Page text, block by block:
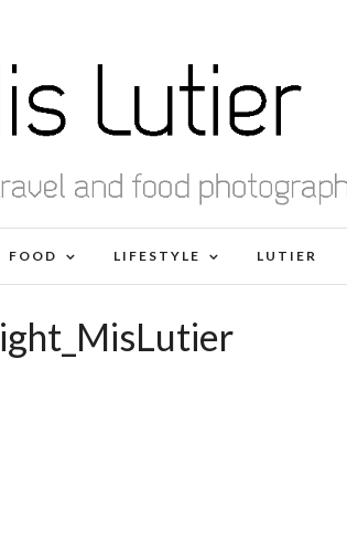
FOOD LIFESTYLE LUTIER